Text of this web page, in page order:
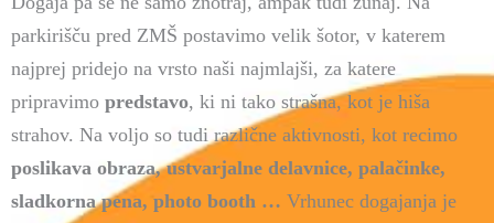
parkirišču pred ZMŠ postavimo velik šotor, v katerem
najprej pridejo na vrsto naši najmlajši, za katere
pripravimo predstavo, ki ni tako strašna, kot je hiša
strahov. Na voljo so tudi različne aktivnosti, kot recimo
poslikava obraza, ustvarjalne delavnice, palačinke,
sladkorna pena, photo booth … Vrhunec dogajanja je